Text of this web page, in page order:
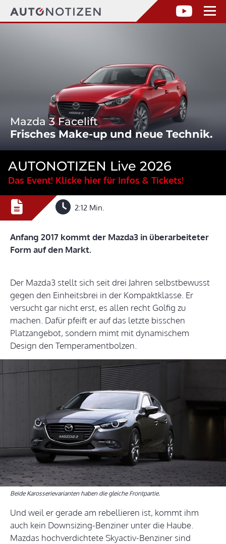
Mazda 3 Facelift
Frisches Make-up und neue Technik.
AUTONOTIZEN Live 2026
Das Event! Klicke hier für Infos & Tickets!
2:12 Min.
Anfang 2017 kommt der Mazda3 in überarbeiteter
Form auf den Markt.
Der Mazda3 stellt sich seit drei Jahren selbstbewusst
gegen den Einheitsbrei in der Kompaktklasse. Er
versucht gar nicht erst, es allen recht Golfig zu
machen. Dafür pfeift er auf das letzte bisschen
Platzangebot, sondern mimt mit dynamischem
Design den Temperamentbolzen.
Beide Karosserievarianten haben die gleiche Frontpartie.
Und weil er gerade am rebellieren ist, kommt ihm
auch kein Downsizing-Benziner unter die Haube.
Mazdas hochverdichtete Skyactiv-Benziner sind